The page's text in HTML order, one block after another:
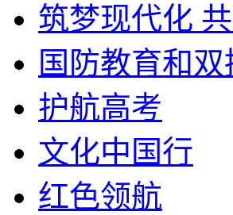
筑梦现代化
国防教育和
护航高考
文化中国行
红色领航